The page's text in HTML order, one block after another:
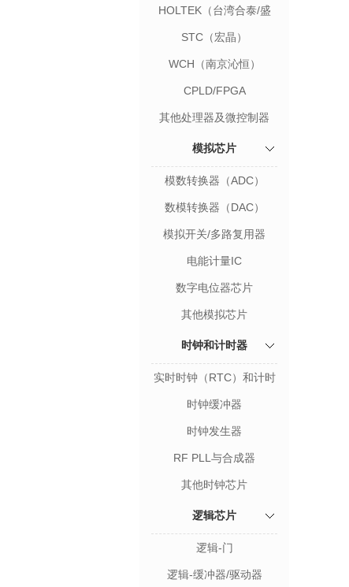
HOLTEK（台湾合泰/盛
群）
STC（宏晶）
WCH（南京沁恒）
CPLD/FPGA
其他处理器及微控制器
模拟芯片
模数转换器（ADC）
数模转换器（DAC）
模拟开关/多路复用器
电能计量IC
数字电位器芯片
其他模拟芯片
时钟和计时器
实时时钟（RTC）和计时
器
时钟缓冲器
时钟发生器
RF PLL与合成器
其他时钟芯片
逻辑芯片
逻辑-门
逻辑-缓冲器/驱动器